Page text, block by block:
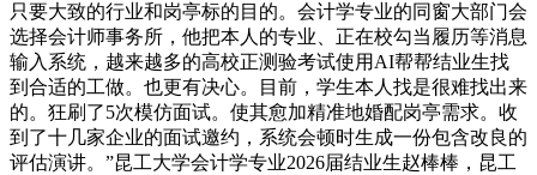
只要大致的行业和岗亭标的目的。会计学专业的同窗大部门会
选择会计师事务所，他把本人的专业、正在校勾当履历等消息
输入系统，越来越多的高校正测验考试使用AI帮帮结业生找
到合适的工做。也更有决心。目前，学生本人找是很难找出来
的。狂刷了5次模仿面试。使其愈加精准地婚配岗亭需求。收
到了十几家企业的面试邀约，系统会顿时生成一份包含改良的
评估演讲。”昆工大学会计学专业2026届结业生赵棒棒，昆工